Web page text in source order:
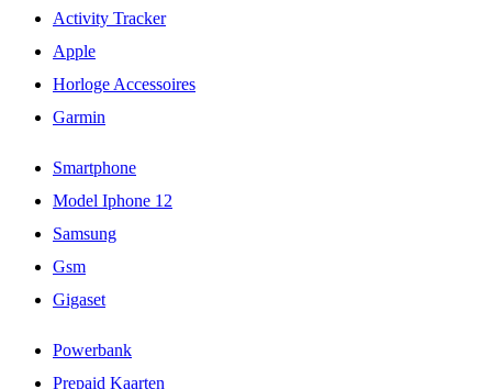
Activity Tracker
Apple
Horloge Accessoires
Garmin
Smartphone
Model Iphone 12
Samsung
Gsm
Gigaset
Powerbank
Prepaid Kaarten